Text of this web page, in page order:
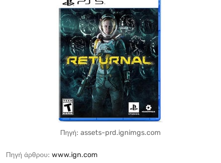
Πηγή: assets-prd.ignimgs.com
Πηγή άρθρου: www.ign.com